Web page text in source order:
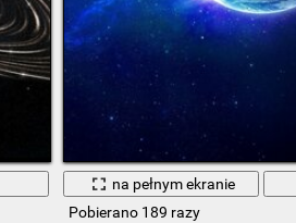
na pełnym ekranie
Pobierano 189 razy